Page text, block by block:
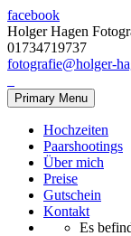
facebook
Holger Hagen
01734719737
fotografie@holger-
Primary Menu
Hochzeiten
Paarshootings
Über mich
Preise
Gutschein
Kontakt
Es